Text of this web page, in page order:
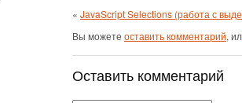
« JavaScript Selections (работа с
Вы можете оставить комментарий,
Оставить комментарий